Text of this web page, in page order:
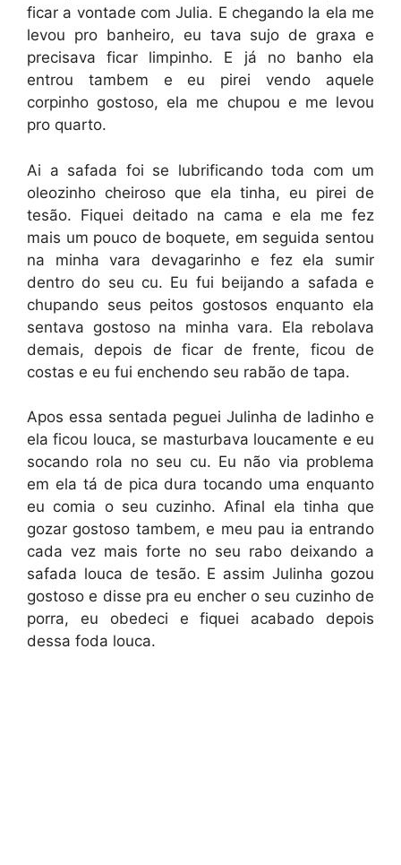
ficar a vontade com Julia. E chegando la ela me
levou pro banheiro, eu tava sujo de graxa e
precisava ficar limpinho. E já no banho ela
entrou tambem e eu pirei vendo aquele
corpinho gostoso, ela me chupou e me levou
pro quarto.
Ai a safada foi se lubrificando toda com um
oleozinho cheiroso que ela tinha, eu pirei de
tesão. Fiquei deitado na cama e ela me fez
mais um pouco de boquete, em seguida sentou
na minha vara devagarinho e fez ela sumir
dentro do seu cu. Eu fui beijando a safada e
chupando seus peitos gostosos enquanto ela
sentava gostoso na minha vara. Ela rebolava
demais, depois de ficar de frente, ficou de
costas e eu fui enchendo seu rabão de tapa.
Apos essa sentada peguei Julinha de ladinho e
ela ficou louca, se masturbava loucamente e eu
socando rola no seu cu. Eu não via problema
em ela tá de pica dura tocando uma enquanto
eu comia o seu cuzinho. Afinal ela tinha que
gozar gostoso tambem, e meu pau ia entrando
cada vez mais forte no seu rabo deixando a
safada louca de tesão. E assim Julinha gozou
gostoso e disse pra eu encher o seu cuzinho de
porra, eu obedeci e fiquei acabado depois
dessa foda louca.